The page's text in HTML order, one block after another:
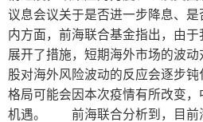
议息会议关于是否进一步降息、
内方面，前海联合基金指出，由
展开了措施，短期海外市场的波
股对海外风险波动的反应会逐步
格局可能会因本次疫情有所改变
机遇。 前海联合分析到，目前